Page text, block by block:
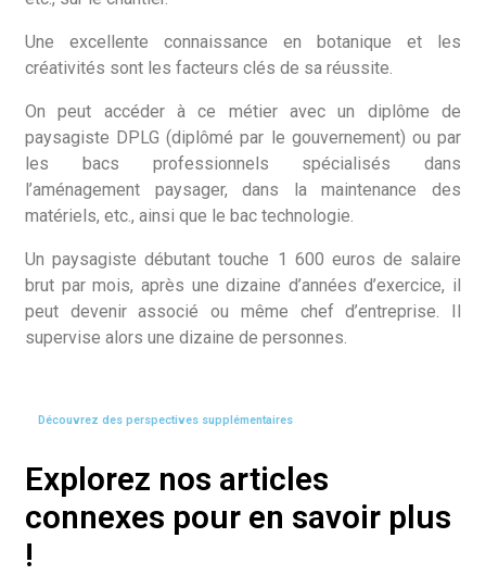
Une excellente connaissance en botanique et les
créativités sont les facteurs clés de sa réussite.
On peut accéder à ce métier avec un diplôme de
paysagiste DPLG (diplômé par le gouvernement) ou par
les bacs professionnels spécialisés dans
l’aménagement paysager, dans la maintenance des
matériels, etc., ainsi que le bac technologie.
Un paysagiste débutant touche 1 600 euros de salaire
brut par mois, après une dizaine d’années d’exercice, il
peut devenir associé ou même chef d’entreprise. Il
supervise alors une dizaine de personnes.
Découvrez des perspectives supplémentaires
Explorez nos articles
connexes pour en savoir plus
!